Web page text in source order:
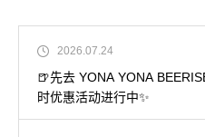
2026.07.24
🍺先去 YONA YONA
时优惠活动进行中✨